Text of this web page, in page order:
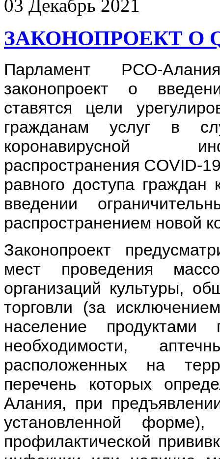
03 Декабрь 2021
ЗАКОНОПРОЕКТ О
Парламент РСО-
законопроект о
ставятся цели
гражданам услуг в
коронавирусной
распространения COVID-
равного доступа
введении
распространением новой
Законопроект
мест проведения
организаций культуры,
торговли (за
население
необходимости,
расположенных на
перечень которых
Алания, при
установленной
профилактической